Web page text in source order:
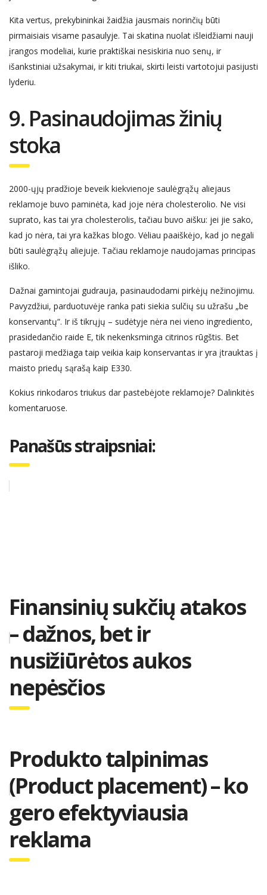
Kita vertus, prekybininkai žaidžia jausmais norinčių būti
pirmaisiais visame pasaulyje. Tai skatina nuolat išleidžiami nauji
įrangos modeliai, kurie praktiškai nesiskiria nuo senų, ir
išankstiniai užsakymai, ir kiti triukai, skirti leisti vartotojui pasijusti
lyderiu.
9. Pasinaudojimas žinių
stoka
2000-ųjų pradžioje beveik kiekvienoje saulėgrąžų aliejaus
reklamoje buvo paminėta, kad joje nėra cholesterolio. Ne visi
suprato, kas tai yra cholesterolis, tačiau buvo aišku: jei jie sako,
kad jo nėra, tai yra kažkas blogo. Vėliau paaiškėjo, kad jo negali
būti saulėgrąžų aliejuje. Tačiau reklamoje naudojamas principas
išliko.
Dažnai gamintojai gudrauja, pasinaudodami pirkėjų nežinojimu.
Pavyzdžiui, parduotuvėje ranka pati siekia sulčių su užrašu „be
konservantų“. Ir iš tikrųjų – sudėtyje nėra nei vieno ingrediento,
prasidedančio raide E, tik nekenksminga citrinos rūgštis. Bet
pastaroji medžiaga taip veikia kaip konservantas ir yra įtrauktas į
maisto priedų sąrašą kaip E330.
Kokius rinkodaros triukus dar pastebėjote reklamoje? Dalinkitės
komentaruose.
Panašūs straipsniai:
Finansinių sukčių atakos
– dažnos, bet ir
nusižiūrėtos aukos
nepėsčios
Produkto talpinimas
(Product placement) – ko
gero efektyviausia
reklama